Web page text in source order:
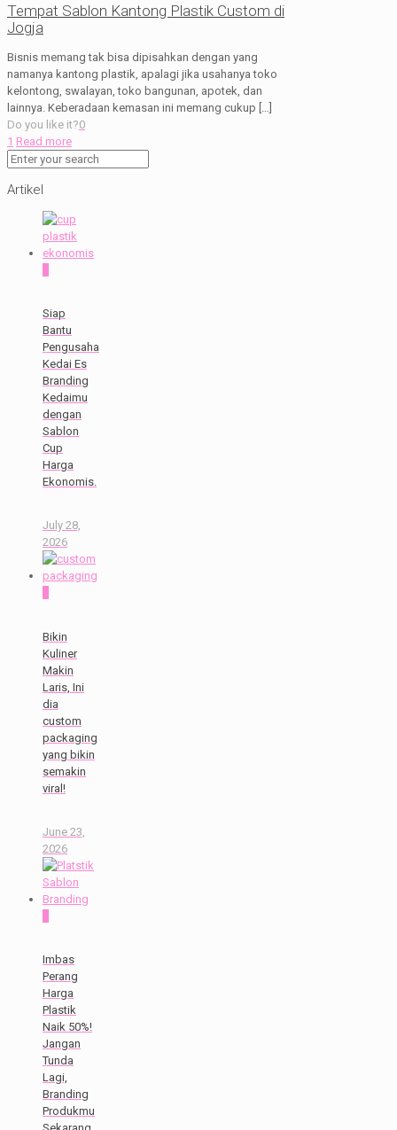
Tempat Sablon Kantong Plastik Custom di
Jogja
Bisnis memang tak bisa dipisahkan dengan yang
namanya kantong plastik, apalagi jika usahanya toko
kelontong, swalayan, toko bangunan, apotek, dan
lainnya. Keberadaan kemasan ini memang cukup […]
Do you like it?0
1 Read more
Artikel
Siap
Bantu
Pengusaha
Kedai Es
Branding
Kedaimu
dengan
Sablon
Cup
Harga
Ekonomis.
July 28,
2026
Bikin
Kuliner
Makin
Laris, Ini
dia
custom
packaging
yang bikin
semakin
viral!
June 23,
2026
Imbas
Perang
Harga
Plastik
Naik 50%!
Jangan
Tunda
Lagi,
Branding
Produkmu